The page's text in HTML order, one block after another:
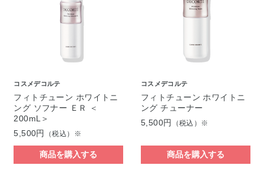
コスメデコルテ
フィトチューン ホワイトニ
ング ソフナー ＥＲ ＜
200mL＞
5,500円
（税込）※
商品を購入する
コスメデコルテ
フィトチューン ホワイトニ
ング チューナー
5,500円
（税込）※
商品を購入する